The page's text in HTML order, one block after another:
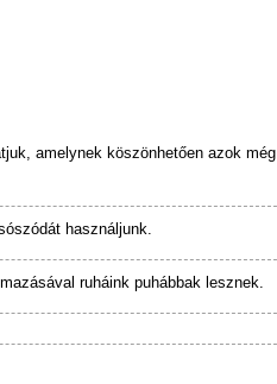
amelynek köszönhetően azok még
használjunk.
ruháink puhábbak lesznek.